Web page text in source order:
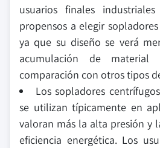
usuarios finales
propensos a elegir
ya que su diseño se verá
acumulación de
comparación con otros tipos
Los sopladores
se utilizan típicamente en
valoran más la alta presión y
eficiencia energética. Los